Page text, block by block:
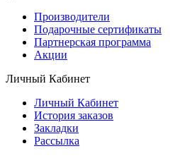
Производители
Подарочные сертификаты
Партнерская программа
Акции
Личный Кабинет
Личный Кабинет
История заказов
Закладки
Рассылка